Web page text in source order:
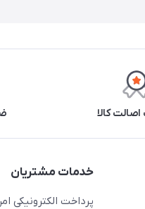
کالا
خدمات مشتریان
پرداخت الکترونیکی